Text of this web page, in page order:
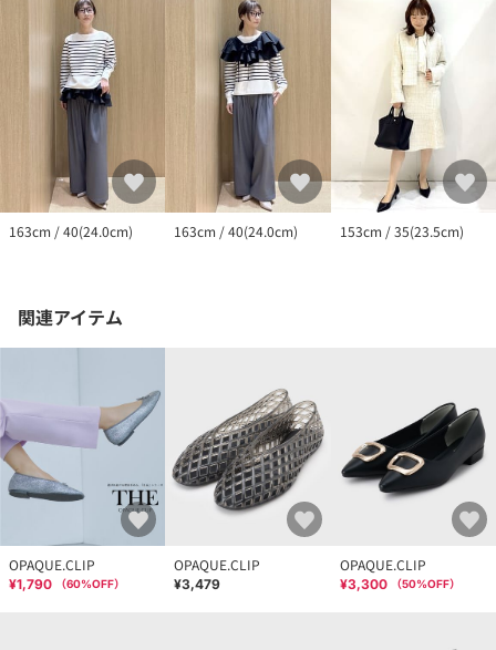
163cm / 40(24.0cm) 163cm / 40(24.0cm) 153cm / 35(23.5cm)
関連アイテム
OPAQUE.CLIP
¥1,790 （60%OFF）
OPAQUE.CLIP
¥3,479
OPAQUE.CLIP
¥3,300 （50%OFF）